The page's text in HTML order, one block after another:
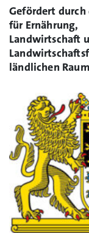
Gefördert durch
für Ernährung,
Landwirtschaft
ländlichen